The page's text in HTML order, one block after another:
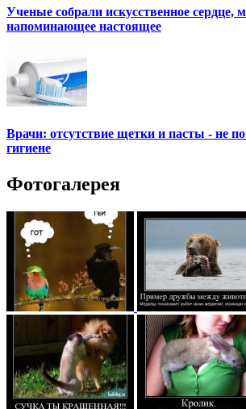
Ученые собрали искусственное сердце,
напоминающее настоящее
Врачи: отсутствие щетки и пасты - не
гигиене
Фотогалерея